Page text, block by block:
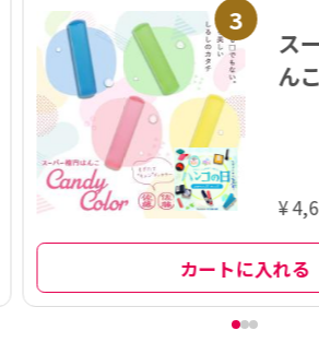
3
ス
ん
¥
カートに入れる